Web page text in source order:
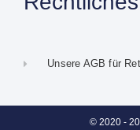
Unsere AGB für
© 2020 -